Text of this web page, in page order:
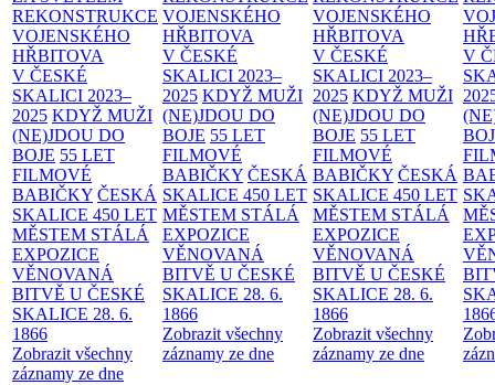
REKONSTRUKCE
VOJENSKÉHO
HŘBITOVA
V ČESKÉ
SKALICI 2023–
2025 KDYŽ MUŽI
(NE)JDOU DO
BOJE 55 LET
FILMOVÉ
BABIČKY ČESKÁ
SKALICE 450 LET
MĚSTEM STÁLÁ
EXPOZICE
VĚNOVANÁ
BITVĚ U ČESKÉ
SKALICE 28. 6.
1866
Zobrazit všechny
záznamy ze dne
VOJENSKÉHO
HŘBITOVA
V ČESKÉ
SKALICI 2023–
2025 KDYŽ MUŽI
(NE)JDOU DO
BOJE 55 LET
FILMOVÉ
BABIČKY ČESKÁ
SKALICE 450 LET
MĚSTEM STÁLÁ
EXPOZICE
VĚNOVANÁ
BITVĚ U ČESKÉ
SKALICE 28. 6.
1866
Zobrazit všechny
záznamy ze dne
VOJENSKÉHO
HŘBITOVA
V ČESKÉ
SKALICI 2023–
2025 KDYŽ MUŽI
(NE)JDOU DO
BOJE 55 LET
FILMOVÉ
BABIČKY ČESKÁ
SKALICE 450 LET
MĚSTEM STÁLÁ
EXPOZICE
VĚNOVANÁ
BITVĚ U ČESKÉ
SKALICE 28. 6.
1866
Zobrazit všechny
záznamy ze dne
V